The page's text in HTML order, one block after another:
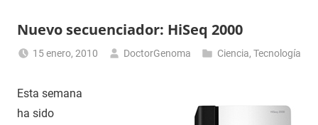
Nuevo secuenciador: HiSeq 2000
15 enero, 2010 DoctorGenoma Ciencia, Tecnología
Esta semana
ha sido